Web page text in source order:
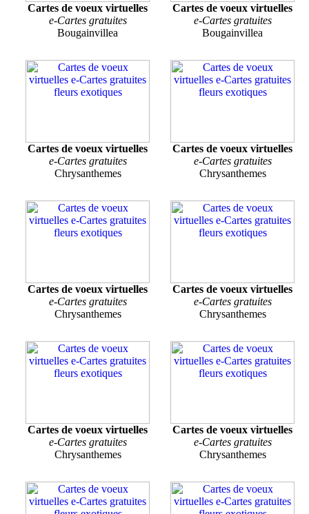
Cartes de voeux virtuelles
e-Cartes gratuites
Bougainvillea
Cartes de voeux virtuelles
e-Cartes gratuites
Bougainvillea
Cartes de voeux virtuelles
e-Cartes gratuites
Chrysanthemes
Cartes de voeux virtuelles
e-Cartes gratuites
Chrysanthemes
Cartes de voeux virtuelles
e-Cartes gratuites
Chrysanthemes
Cartes de voeux virtuelles
e-Cartes gratuites
Chrysanthemes
Cartes de voeux virtuelles
e-Cartes gratuites
Chrysanthemes
Cartes de voeux virtuelles
e-Cartes gratuites
Chrysanthemes